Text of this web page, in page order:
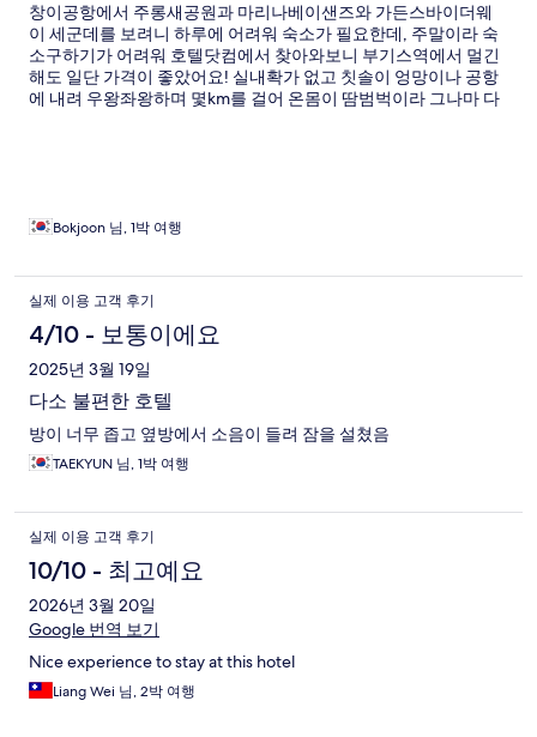
창이공항에서 주롱새공원과 마리나베이샌즈와 가든스바이더웨
이 세군데를 보려니 하루에 어려워 숙소가 필요한데, 주말이라 숙
소구하기가 어려워 호텔닷컴에서 찾아와보니 부기스역에서 멀긴
해도 일단 가격이 좋았어요! 실내확가 없고 칫솔이 엉망이나 공항
에 내려 우왕좌왕하며 몇km를 걸어 온몸이 땀범벅이라 그나마 다
Bokjoon 님, 1박 여행
실제 이용 고객 후기
4/10 - 보통이에요
2025년 3월 19일
다소 불편한 호텔
방이 너무 좁고 옆방에서 소음이 들려 잠을 설쳤음
TAEKYUN 님, 1박 여행
실제 이용 고객 후기
10/10 - 최고예요
2026년 3월 20일
Google 번역 보기
Nice experience to stay at this hotel
Liang Wei 님, 2박 여행